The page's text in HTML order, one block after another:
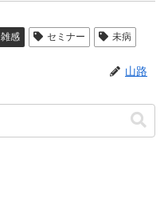
雑感 セミナー 未病
山路